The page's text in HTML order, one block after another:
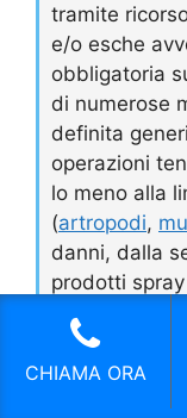
tramite
e/o esche
obbligatoria
di numerose
definita
operazioni
lo meno alla
(artropodi,
danni, dalla
prodotti
Grazie per
CHIAMA ORA